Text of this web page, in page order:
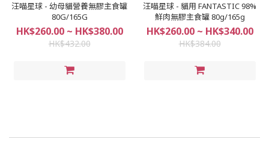
汪喵星球 - 幼母貓營養無膠主食罐
80G/165G
HK$260.00 ~ HK$380.00
HK$432.00
汪喵星球 - 貓用 FANTASTIC 98%
鮮肉無膠主食罐 80g/165g
HK$260.00 ~ HK$340.00
HK$384.00